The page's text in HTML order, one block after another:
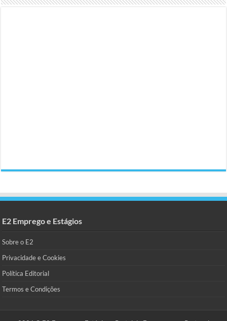
E2 Emprego e Estágios
Sobre o E2
Privacidade e Cookies
Política Editorial
Termos e Condições